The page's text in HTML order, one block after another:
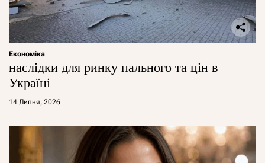
Економіка
наслідки для ринку пального та цін в
Україні
14 Липня, 2026